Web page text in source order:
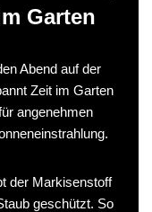
Garten
Abend auf der
Zeit im Garten
angenehmen
der Markisenstoff
geschützt. So